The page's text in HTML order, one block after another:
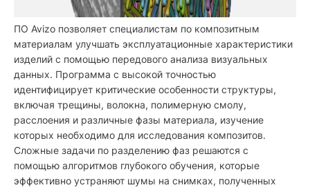
ПО Avizo позволяет специалистам по композитным
материалам улучшать эксплуатационные характеристики
изделий с помощью передового анализа визуальных
данных. Программа с высокой точностью
идентифицирует критические особенности структуры,
включая трещины, волокна, полимерную смолу,
расслоения и различные фазы материала, изучение
которых необходимо для исследования композитов.
Сложные задачи по разделению фаз решаются с
помощью алгоритмов глубокого обучения, которые
эффективно устраняют шумы на снимках, полученных